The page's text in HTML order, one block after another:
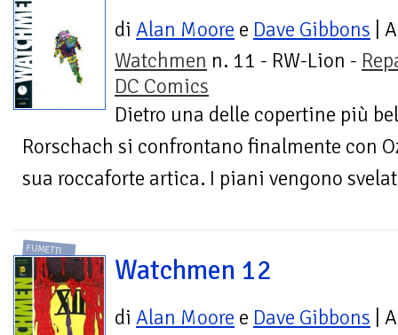
di Alan Moore e Dave Gibbons |
Watchmen n. 11 - RW-Lion -
DC Comics
Dietro una delle copertine più
Rorschach si confrontano finalmente con
sua roccaforte artica. I piani vengono
FUMETTI
Watchmen 12
di Alan Moore e Dave Gibbons |